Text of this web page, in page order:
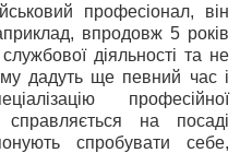
професіонал, він
впродовж 5 років
діяльності та не
дадуть ще певний час і
професійної
на посаді
спробувати себе,